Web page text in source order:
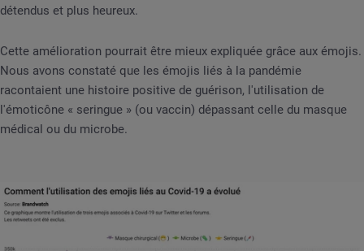
détendus et plus heureux.
Cette amélioration pourrait être mieux expliquée grâce aux émojis.
Nous avons constaté que les émojis liés à la pandémie
racontaient une histoire positive de guérison, l'utilisation de
l'émoticône « seringue » (ou vaccin) dépassant celle du masque
médical ou du microbe.